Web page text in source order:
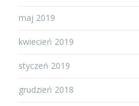
maj 2019
kwiecień 2019
styczeń 2019
grudzień 2018